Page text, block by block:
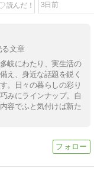
3日前
る文章
岐にわたり、実生活の
え、身近な話題を鋭く
。日々の暮らしの彩り
みにラインナップ。自
容でふと気付けば新た